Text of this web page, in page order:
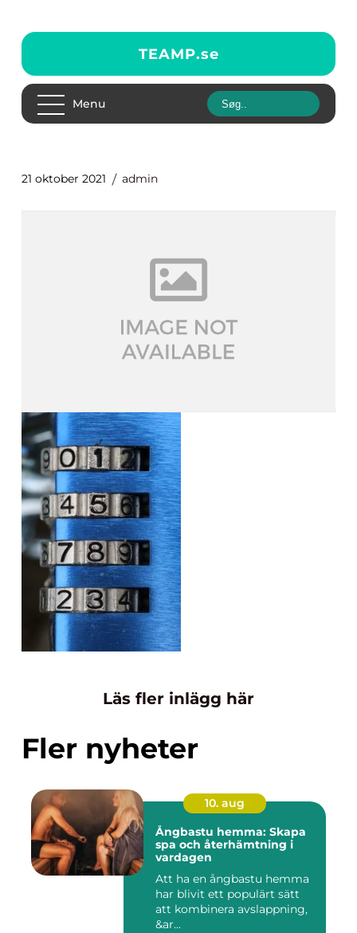
TEAMP.se
Menu
21 oktober 2021 admin
Läs fler inlägg här
Fler nyheter
10. aug
Ångbastu hemma: Skapa
spa och återhämtning i
vardagen
Att ha en ångbastu hemma
har blivit ett populärt sätt
att kombinera avslappning,
&ar...